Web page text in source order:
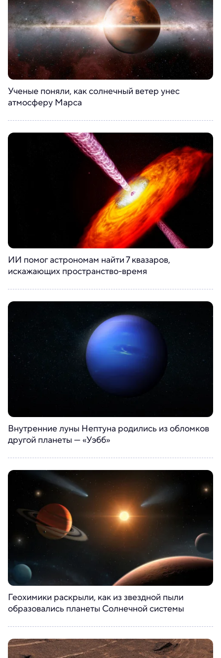
Ученые поняли, как солнечный ветер унес
атмосферу Марса
ИИ помог астрономам найти 7 квазаров,
искажающих пространство-время
Внутренние луны Нептуна родились из обломков
другой планеты — «Уэбб»
Геохимики раскрыли, как из звездной пыли
образовались планеты Солнечной системы